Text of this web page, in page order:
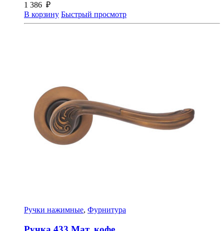
1 386 ₽
В корзину Быстрый просмотр
Ручки нажимные, Фурнитура